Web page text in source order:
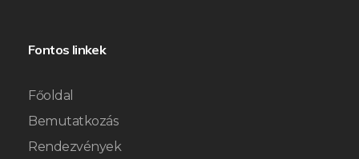
Fontos linkek
Főoldal
Bemutatkozás
Rendezvények